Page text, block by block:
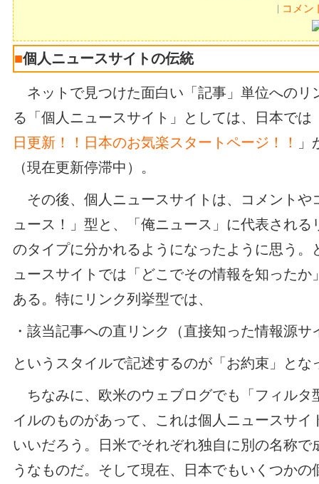
| コメン
■個人ニュースサイトの伝統
ネットで見つけた面白い「記事」単位へのリ
る「個人ニュースサイト」としては、日本では
日更新！！日本のお気楽スタートページ！！
（現在更新停滞中）。
その後、個人ニュースサイトは、コメントや
ュース！」型と、「俺ニュース」に代表される
のタイプに分かれるようになったように思う。
ュースサイトでは「どこでその情報を知ったか
ある。特にリンク列挙型では、
・該当記事への直リンク（直接知った情報源サ
というスタイルで記述するのが「お約束」とな
ちなみに、欧米のウェブログでも「フィルタ
イルのものがあって、これは個人ニュースサイ
いいだろう。日米でそれぞれ独自に別の名称で
うなものだ。そして現在、日本でもいくつかの